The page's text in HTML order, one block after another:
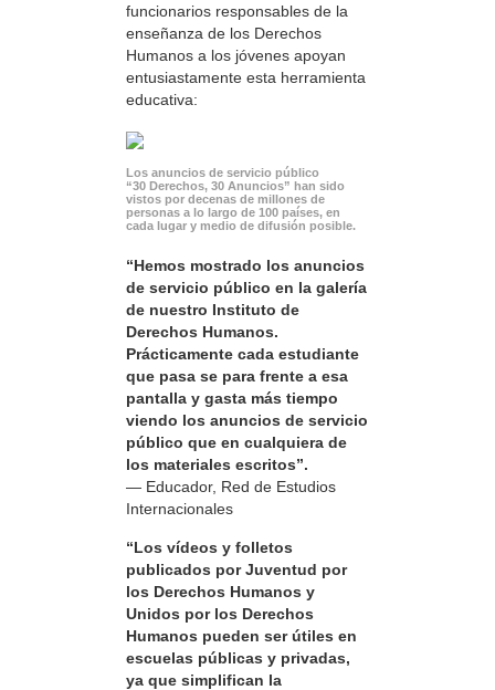
funcionarios responsables de la
enseñanza de los Derechos
Humanos a los jóvenes apoyan
entusiastamente esta herramienta
educativa:
Los anuncios de servicio público
“30 Derechos, 30 Anuncios” han sido
vistos por decenas de millones de
personas a lo largo de 100 países, en
cada lugar y medio de difusión posible.
“Hemos mostrado los anuncios
de servicio público en la galería
de nuestro Instituto de
Derechos Humanos.
Prácticamente cada estudiante
que pasa se para frente a esa
pantalla y gasta más tiempo
viendo los anuncios de servicio
público que en cualquiera de
los materiales escritos”.
— Educador, Red de Estudios
Internacionales
“Los vídeos y folletos
publicados por Juventud por
los Derechos Humanos y
Unidos por los Derechos
Humanos pueden ser útiles en
escuelas públicas y privadas,
ya que simplifican la